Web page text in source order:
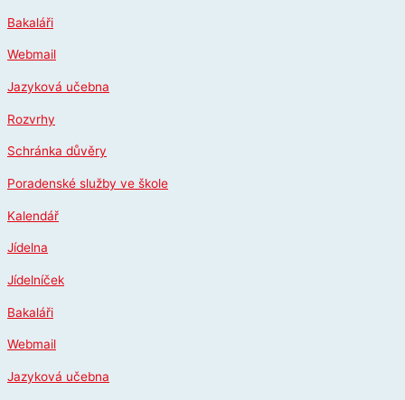
na
obsah
Bakaláři
Webmail
Jazyková učebna
Rozvrhy
Schránka důvěry
Poradenské služby ve škole
Kalendář
Jídelna
Jídelníček
Bakaláři
Webmail
Jazyková učebna